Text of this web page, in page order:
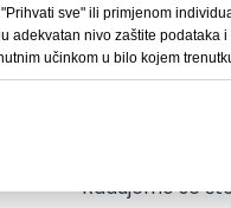
kanal humerusa,
osiguravajući
10 11
Radujemo se
sve" ili primjenom
adekvatan nivo zaštite
učinkom u bilo kojem